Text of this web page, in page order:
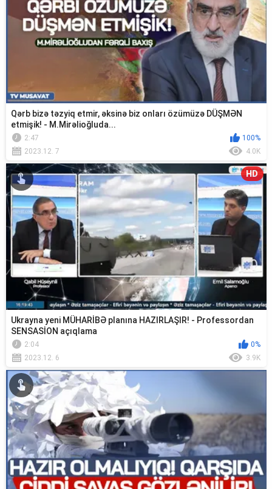
Qərb bizə təzyiq etmir, əksinə biz onları özümüzə DÜŞMƏN
etmişik! - M.Mirəlioğluda...
2:47
100%
2023.12. 7
4.0K
HD
Ukrayna yeni MÜHARİBƏ planına HAZIRLAŞIR! - Professordan
SENSASİON açıqlama
2:04
0%
2023.12. 6
3.9K